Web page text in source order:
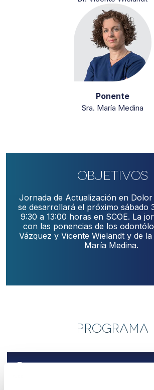
Ponente
Sra. María Medina
Objetivos
Jornada de Actualización en
se desarrollará el próximo sábado
9:30 a 13:00 horas en SCOE. La
con las ponencias de los
Vázquez y Vicente Wielandt y de
María Medina.
PROGRAMA
Programa